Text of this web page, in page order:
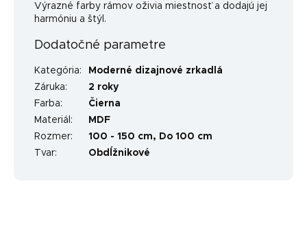
Výrazné farby rámov oživia miestnosť a dodajú jej
harmóniu a štýl.
Dodatočné parametre
Kategória:
Moderné dizajnové zrkadlá
Záruka:
2 roky
Farba:
Čierna
Materiál :
MDF
Rozmer:
100 - 150 cm, Do 100 cm
Tvar: Obdĺžnikové